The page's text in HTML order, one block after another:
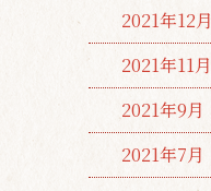
2021年12月
2021年11月
2021年9月
2021年7月